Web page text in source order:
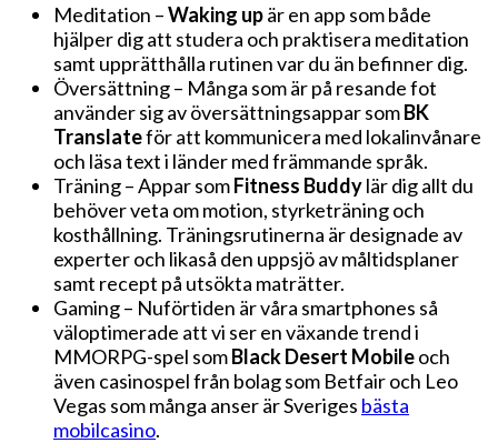
Meditation –Waking upär en app som både
hjälper dig att studera och praktisera meditation
samt upprätthålla rutinen var du än befinner dig.
Översättning – Många som är på resande fot
använder sig av översättningsappar somBK
Translateför att kommunicera med lokalinvånare
och läsa text i länder med främmande språk.
Träning – Appar somFitness Buddylär dig allt du
behöver veta om motion, styrketräning och
kosthållning. Träningsrutinerna är designade av
experter och likaså den uppsjö av måltidsplaner
samt recept på utsökta maträtter.
Gaming – Nuförtiden är våra smartphones så
väloptimerade att vi ser en växande trend i
MMORPG-spel somBlack Desert Mobileoch
även casinospel från bolag som Betfair och Leo
Vegas som många anser är Sveriges bästa
mobilcasino.